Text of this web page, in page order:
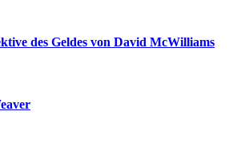
des Geldes von David McWilliams